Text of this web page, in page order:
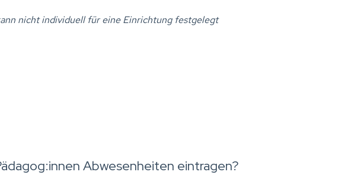
nicht individuell für eine Einrichtung festgelegt
Abwesenheiten eintragen?